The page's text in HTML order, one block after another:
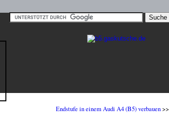
Endstufe in einem Audi A4 (B5) verbauen>>